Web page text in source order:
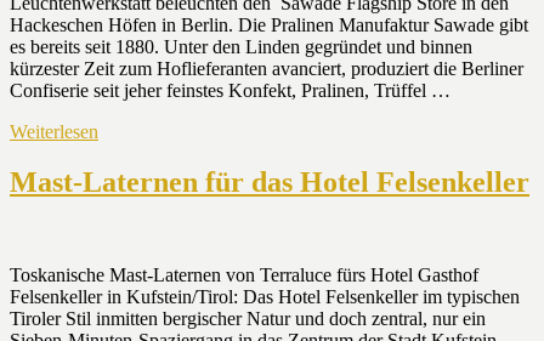
Hackeschen Höfen in Berlin. Die Pralinen Manufaktur Sawade gibt
es bereits seit 1880. Unter den Linden gegründet und binnen
kürzester Zeit zum Hoflieferanten avanciert, produziert die Berliner
Confiserie seit jeher feinstes Konfekt, Pralinen, Trüffel …
Weiterlesen
Mast-Laternen für das Hotel Felsenkeller
Toskanische Mast-Laternen von Terraluce fürs Hotel Gasthof
Felsenkeller in Kufstein/Tirol: Das Hotel Felsenkeller im typischen
Tiroler Stil inmitten bergischer Natur und doch zentral, nur ein